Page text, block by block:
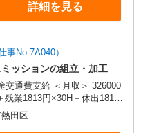
詳細を見る
事No.7A040）
ッションの組立・加工
交通費支給 ＜月収＞ 326000
残業1813円×30H＋休出1813
田区